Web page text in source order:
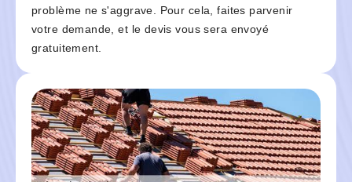
problème ne s'aggrave. Pour cela, faites parvenir
votre demande, et le devis vous sera envoyé
gratuitement.